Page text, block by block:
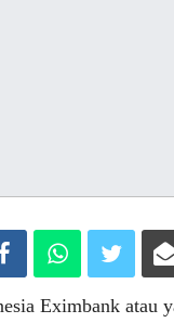
Eximbank atau